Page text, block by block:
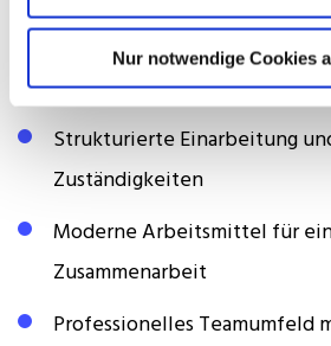
Nur notwendige Cookies
Das Angebot
45.000–55.000 EUR (Pro Jahr)
Strukturierte Einarbeitung
Zuständigkeiten
Moderne Arbeitsmittel für
Zusammenarbeit
Professionelles Teamumfeld